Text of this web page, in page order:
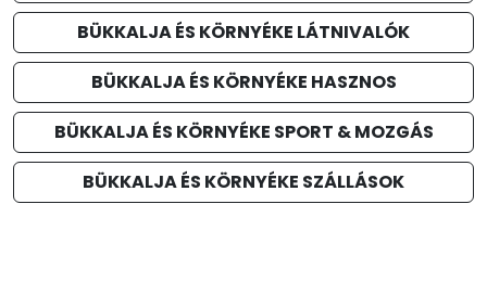
BÜKKALJA ÉS KÖRNYÉKE LÁTNIVALÓK
BÜKKALJA ÉS KÖRNYÉKE HASZNOS
BÜKKALJA ÉS KÖRNYÉKE SPORT & MOZGÁS
BÜKKALJA ÉS KÖRNYÉKE SZÁLLÁSOK